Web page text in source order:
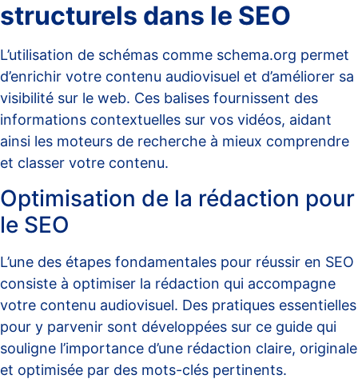
structurels dans le SEO
L’utilisation de schémas comme schema.org permet
d’enrichir votre contenu audiovisuel et d’améliorer sa
visibilité sur le web. Ces balises fournissent des
informations contextuelles sur vos vidéos, aidant
ainsi les moteurs de recherche à mieux comprendre
et classer votre contenu.
Optimisation de la rédaction pour
le SEO
L’une des étapes fondamentales pour réussir en SEO
consiste à optimiser la rédaction qui accompagne
votre contenu audiovisuel. Des pratiques essentielles
pour y parvenir sont développées sur ce guide qui
souligne l’importance d’une rédaction claire, originale
et optimisée par des mots-clés pertinents.